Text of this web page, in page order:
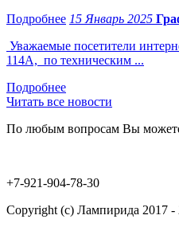
15 Январь 2025
Уважаемые посетители
114А, по техническим ...
Читать все новости
По любым вопросам Вы можете
+7-921-904-78-30
Copyright (c) Лампирида 2017 -